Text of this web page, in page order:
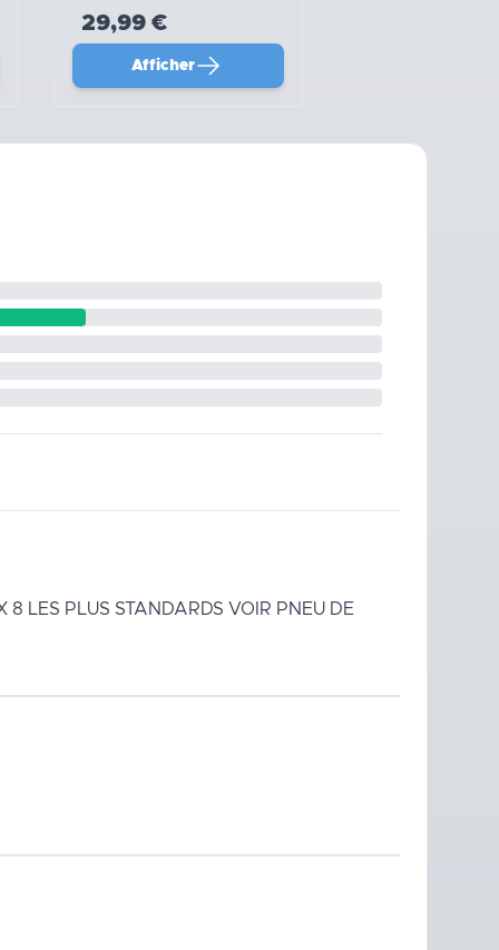
29,99 €
Afficher
LES PLUS STANDARDS VOIR PNEU DE